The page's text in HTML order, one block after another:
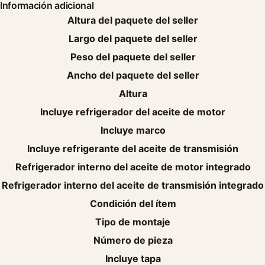
Información adicional
Altura del paquete del seller
Largo del paquete del seller
Peso del paquete del seller
Ancho del paquete del seller
Altura
Incluye refrigerador del aceite de motor
Incluye marco
Incluye refrigerante del aceite de transmisión
Refrigerador interno del aceite de motor integrado
Refrigerador interno del aceite de transmisión integrado
Condición del ítem
Tipo de montaje
Número de pieza
Incluye tapa